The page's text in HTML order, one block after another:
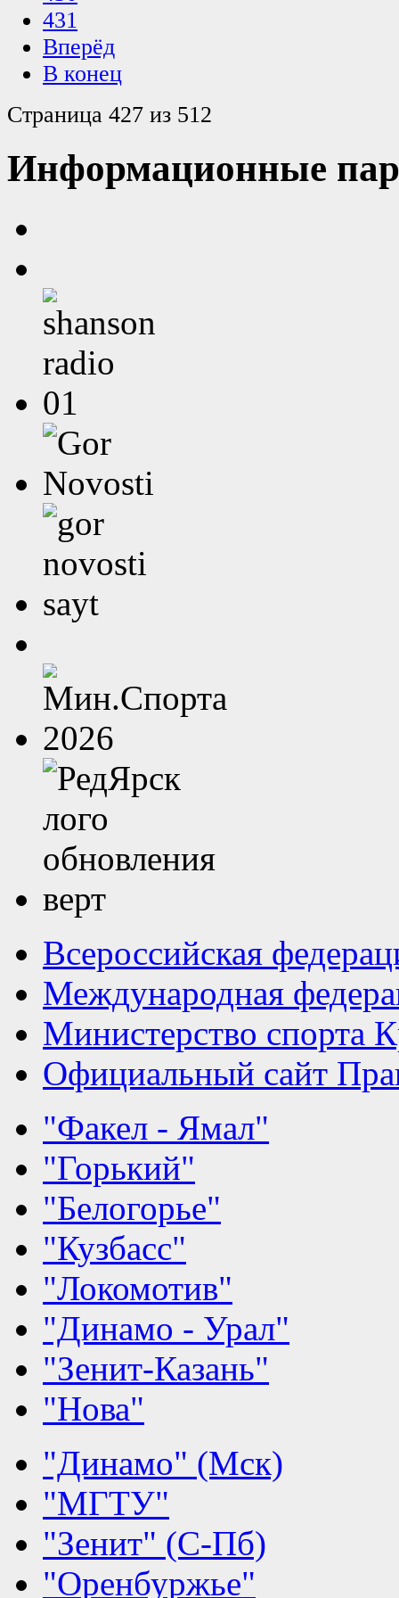
431
Вперёд
В конец
Страница 427 из 512
Информационные
Всероссийская
Международная
Министерство спорта
Официальный сайт
"Факел - Ямал"
"Горький"
"Белогорье"
"Кузбасс"
"Локомотив"
"Динамо - Урал"
"Зенит-Казань"
"Нова"
"Динамо" (Мск)
"МГТУ"
"Зенит" (С-Пб)
"Оренбуржье"